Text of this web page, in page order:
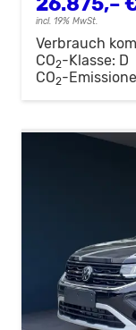
incl. 19% MwSt.
Verbrauch
CO2-Klasse: D
CO2-